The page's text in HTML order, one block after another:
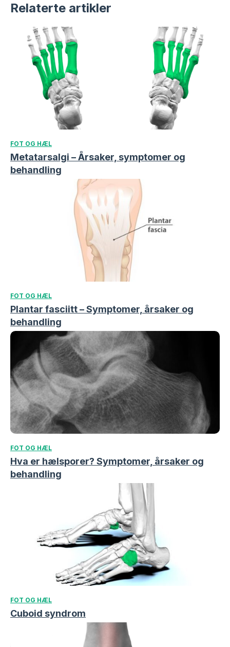
Relaterte artikler
FOT OG HÆL
Metatarsalgi – Årsaker, symptomer og
behandling
FOT OG HÆL
Plantar fasciitt – Symptomer, årsaker og
behandling
FOT OG HÆL
Hva er hælsporer? Symptomer, årsaker og
behandling
FOT OG HÆL
Cuboid syndrom